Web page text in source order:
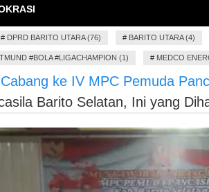
# DPRD BARITO UTARA (76) # BARITO UTARA (4)
#BOLA #LIGACHAMPION (1) # MEDCO
ke IV MPC Pemuda
Barito Selatan, Ini yang